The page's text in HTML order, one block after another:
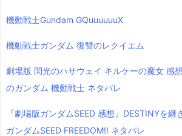
機動戦士Gundam GQuuuuuuX
機動戦士ガンダム 復讐のレクイエム
劇場版 閃光のハサウェイ キルケーの魔女 感
のガンダム 機動戦士 ネタバレ
『劇場版ガンダムSEED 感想』DESTINYを継
ガンダムSEED FREEDOM!! ネタバレ